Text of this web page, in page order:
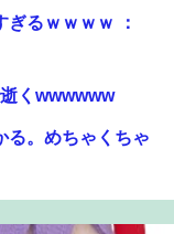
ぎるｗｗｗｗ ：
くwwwwww
る。めちゃくちゃ